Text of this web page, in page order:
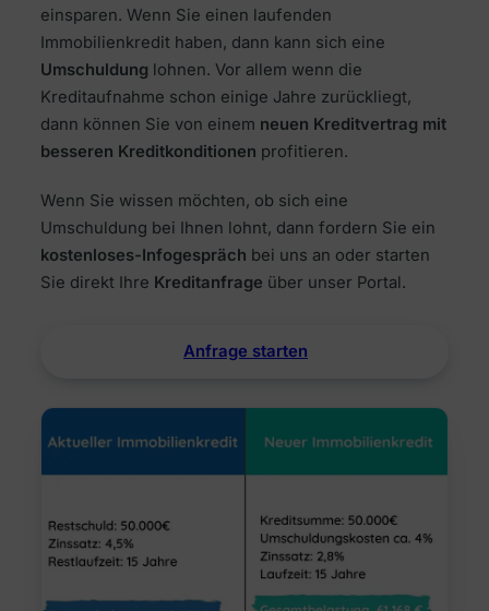
einsparen. Wenn Sie einen laufenden
Immobilienkredit haben, dann kann sich eine
Umschuldung lohnen. Vor allem wenn die
Kreditaufnahme schon einige Jahre zurückliegt,
dann können Sie von einem neuen Kreditvertrag mit
besseren Kreditkonditionen profitieren.
Wenn Sie wissen möchten, ob sich eine
Umschuldung bei Ihnen lohnt, dann fordern Sie ein
kostenloses-Infogespräch bei uns an oder starten
Sie direkt Ihre Kreditanfrage über unser Portal.
Anfrage starten